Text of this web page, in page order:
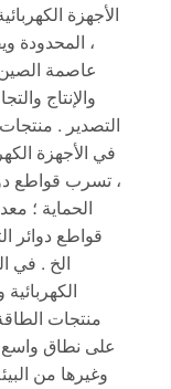
، المحدودة
عاصمة الصين
والإنتاج
التصدير .
في الأجهزة
، تسرب قواطع
الحماية ؛
قواطع دوائر
الخ . في
منتجات
على نطاق واسع
وغيرها من